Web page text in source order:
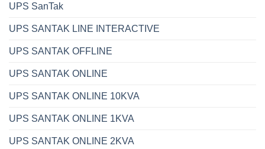
UPS SanTak
UPS SANTAK LINE INTERACTIVE
UPS SANTAK OFFLINE
UPS SANTAK ONLINE
UPS SANTAK ONLINE 10KVA
UPS SANTAK ONLINE 1KVA
UPS SANTAK ONLINE 2KVA